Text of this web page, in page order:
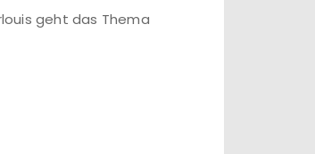
geht das Thema